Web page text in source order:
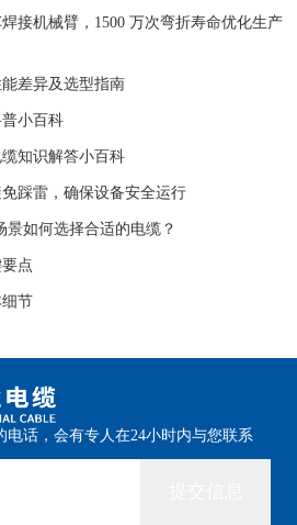
接机械臂，1500 万次弯折寿命优化生产
差异及选型指南
普小百科
缆知识解答小百科
踩雷，确保设备安全运行
如何选择合适的电缆？
点
节
电话，会有专人在24小时内与您联系